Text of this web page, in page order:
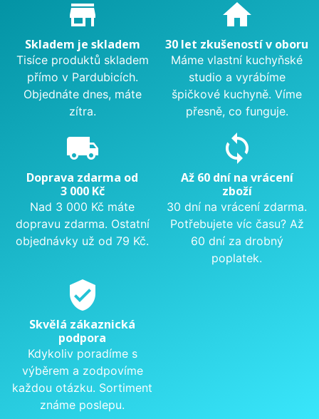
Proč nakupovat u nás?
store_mall_directory
Skladem je skladem
Tisíce produktů skladem
přímo v Pardubicích.
Objednáte dnes, máte
zítra.
home
30 let zkušeností v oboru
Máme vlastní kuchyňské
studio a vyrábíme
špičkové kuchyně. Víme
přesně, co funguje.
local_shipping
Doprava zdarma od
3 000 Kč
Nad 3 000 Kč máte
dopravu zdarma. Ostatní
objednávky už od 79 Kč.
sync
Až 60 dní na vrácení
zboží
30 dní na vrácení zdarma.
Potřebujete víc času? Až
60 dní za drobný
poplatek.
verified_user
Skvělá zákaznická
podpora
Kdykoliv poradíme s
výběrem a zodpovíme
každou otázku. Sortiment
známe poslepu.